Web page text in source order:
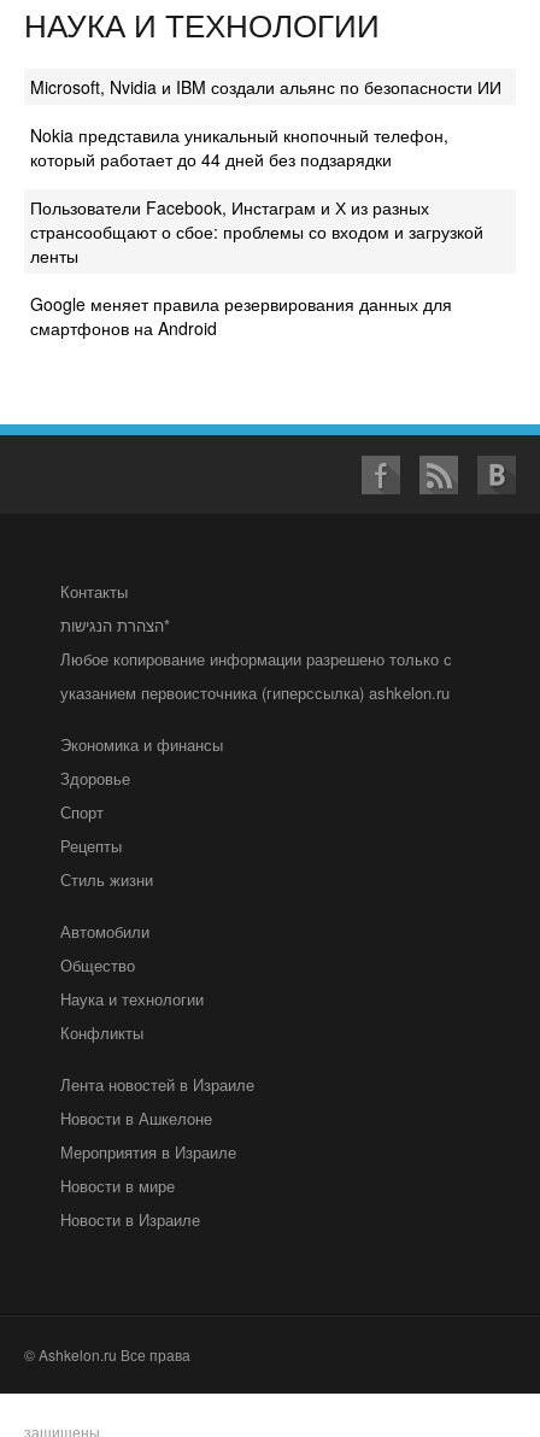
НАУКА И ТЕХНОЛОГИИ
Microsoft, Nvidia и IBM создали альянс по безопасности ИИ
Nokia представила уникальный кнопочный телефон,
который работает до 44 дней без подзарядки
Пользователи Facebook, Инстаграм и Х из разных
странсообщают о сбое: проблемы со входом и загрузкой
ленты
Google меняет правила резервирования данных для
смартфонов на Android
Контакты
הצהרת הנגישות*
Любое копирование информации разрешено только с
указанием первоисточника (гиперссылка) ashkelon.ru
Экономика и финансы
Здоровье
Спорт
Рецепты
Стиль жизни
Автомобили
Общество
Наука и технологии
Конфликты
Лента новостей в Израиле
Новости в Ашкелоне
Мероприятия в Израиле
Новости в мире
Новости в Израиле
© Ashkelon.ru Все права
защищены.